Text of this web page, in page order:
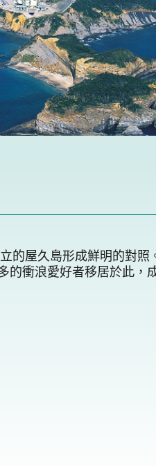
的屋久島形成鮮明的對照
的衝浪愛好者移居於此，